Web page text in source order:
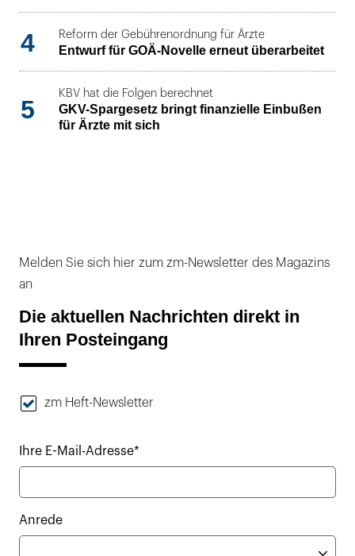
4 Reform der Gebührenordnung für Ärzte
Entwurf für GOÄ-Novelle erneut überarbeitet
5
KBV hat die Folgen berechnet
GKV-Spargesetz bringt finanzielle Einbußen
für Ärzte mit sich
Melden Sie sich hier zum zm-Newsletter des Magazins
an
Die aktuellen Nachrichten direkt in
Ihren Posteingang
zm Heft-Newsletter
Ihre E-Mail-Adresse*
Anrede